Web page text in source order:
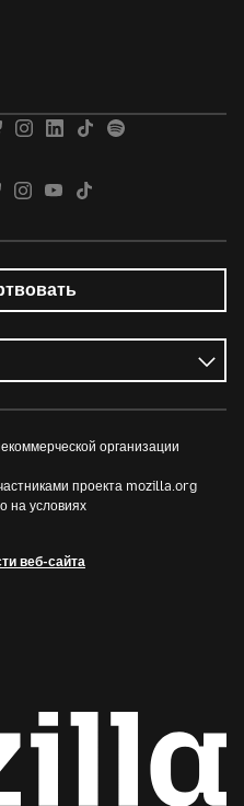
организации
проекта mozilla.org
на условиях
веб-сайта